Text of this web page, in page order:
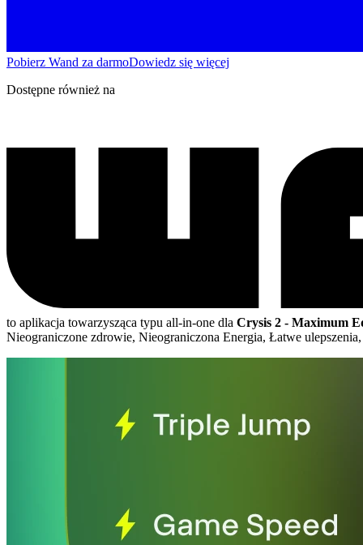
Pobierz Wand za darmoDowiedz się więcej
Dostępne również na
to aplikacja towarzysząca typu all-in-one dla Crysis 2 - Maximum
Nieograniczone zdrowie, Nieograniczona Energia, Łatwe